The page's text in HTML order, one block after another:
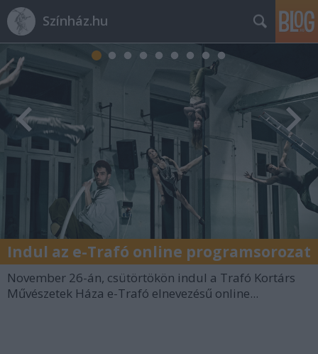
Színház.hu
Indul az e-Trafó online programsorozat
November 26-án, csütörtökön indul a Trafó Kortárs
Művészetek Háza e-Trafó elnevezésű online...